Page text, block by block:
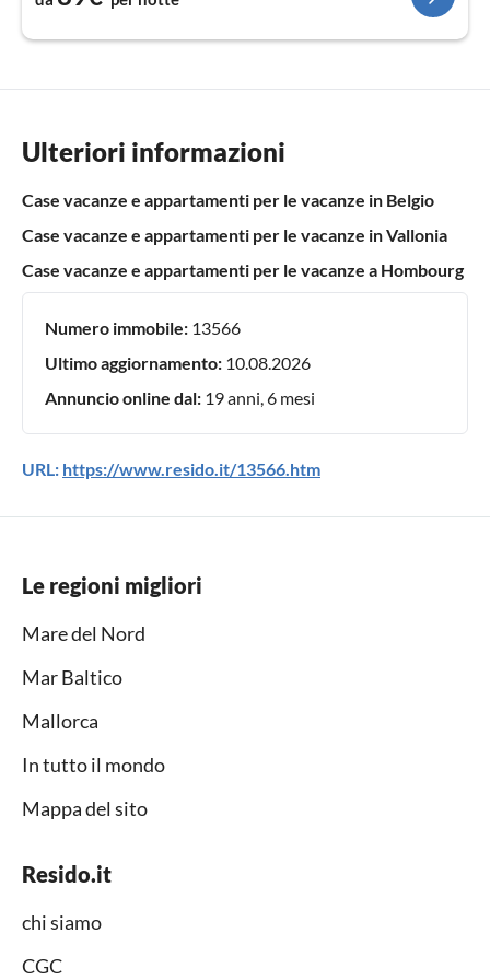
Ulteriori informazioni
Case vacanze e appartamenti per le vacanze in Belgio
Case vacanze e appartamenti per le vacanze in Vallonia
Case vacanze e appartamenti per le vacanze a Hombourg
Numero immobile: 13566
Ultimo aggiornamento: 10.08.2026
Annuncio online dal: 19 anni, 6 mesi
URL: https://www.resido.it/13566.htm
Le regioni migliori
Mare del Nord
Mar Baltico
Mallorca
In tutto il mondo
Mappa del sito
Resido.it
chi siamo
CGC